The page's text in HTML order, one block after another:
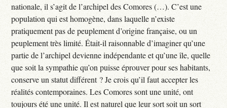
nationale, il s’agit de l’archipel des Comores (…). C’est une
population qui est homogène, dans laquelle n’existe
pratiquement pas de peuplement d’origine française, ou un
peuplement très limité. Était-il raisonnable d’imaginer qu’une
partie de l’archipel devienne indépendante et qu’une île, quelle
que soit la sympathie qu’on puisse éprouver pour ses habitants,
conserve un statut différent ? Je crois qu’il faut accepter les
réalités contemporaines. Les Comores sont une unité, ont
toujours été une unité. Il est naturel que leur sort soit un sort